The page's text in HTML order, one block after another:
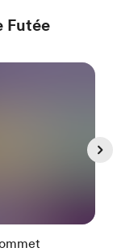
Futée